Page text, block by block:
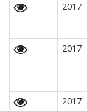
2017
2017
2017